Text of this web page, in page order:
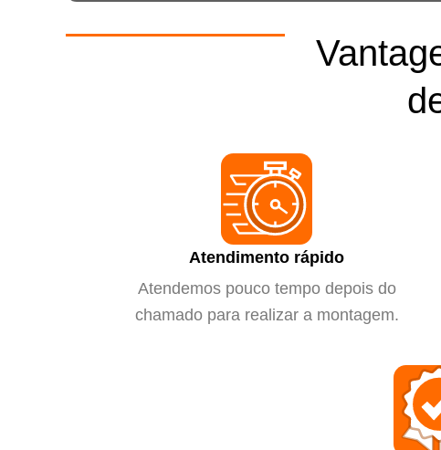
Atendimento rápido
Atendemos pouco tempo depois do
chamado para realizar a montagem.